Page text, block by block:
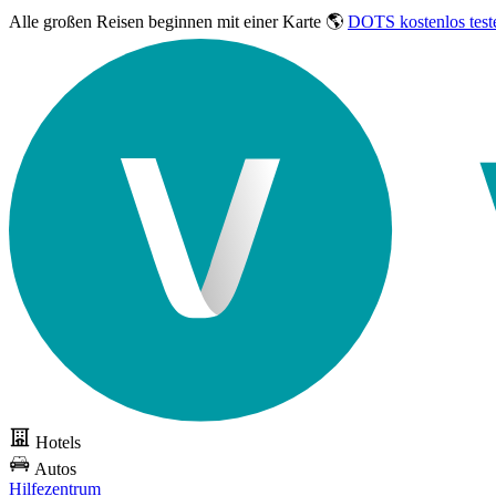
Alle großen Reisen beginnen mit einer Karte 🌎 DOTS kostenlos
Hotels
Autos
Hilfezentrum